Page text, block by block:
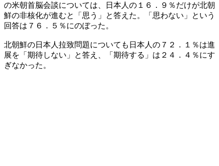
の米朝首脳会談については、日本人の１６．９％だけが北朝
鮮の非核化が進むと「思う」と答えた。「思わない」という
回答は７６．５％にのぼった。
北朝鮮の日本人拉致問題についても日本人の７２．１％は進
展を「期待しない」と答え、「期待する」は２４．４％にす
ぎなかった。